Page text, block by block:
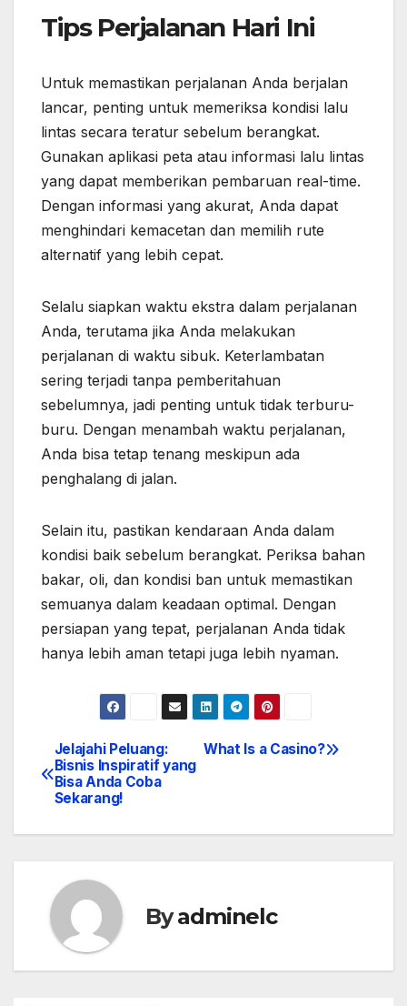
Tips Perjalanan Hari Ini
Untuk memastikan perjalanan Anda berjalan
lancar, penting untuk memeriksa kondisi lalu
lintas secara teratur sebelum berangkat.
Gunakan aplikasi peta atau informasi lalu lintas
yang dapat memberikan pembaruan real-time.
Dengan informasi yang akurat, Anda dapat
menghindari kemacetan dan memilih rute
alternatif yang lebih cepat.
Selalu siapkan waktu ekstra dalam perjalanan
Anda, terutama jika Anda melakukan
perjalanan di waktu sibuk. Keterlambatan
sering terjadi tanpa pemberitahuan
sebelumnya, jadi penting untuk tidak terburu-
buru. Dengan menambah waktu perjalanan,
Anda bisa tetap tenang meskipun ada
penghalang di jalan.
Selain itu, pastikan kendaraan Anda dalam
kondisi baik sebelum berangkat. Periksa bahan
bakar, oli, dan kondisi ban untuk memastikan
semuanya dalam keadaan optimal. Dengan
persiapan yang tepat, perjalanan Anda tidak
hanya lebih aman tetapi juga lebih nyaman.
Post
navigation
What Is a Casino?
Jelajahi Peluang:
Bisnis Inspiratif yang
Bisa Anda Coba
Sekarang!
Byadminelc